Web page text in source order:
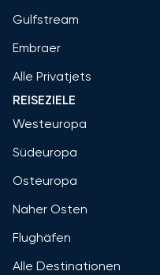
Gulfstream
Embraer
Alle Privatjets
REISEZIELE
Westeuropa
Südeuropa
Osteuropa
Naher Osten
Flughäfen
Alle Destinationen